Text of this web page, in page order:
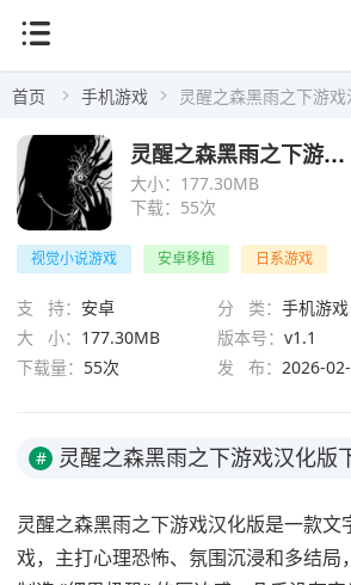
首页 手机游戏 灵醒之森黑雨之下游
大小： 177.30MB
下载： 55次
灵醒之森黑雨之下游戏汉化版下载
视觉小说游戏 安卓移植 日系游戏
支 持： 安卓 分 类： 手机游戏
大 小： 177.30MB 版本号： v1.1
下载量： 55次 发 布： 2026-
# 灵醒之森黑雨之下游戏汉化版
灵醒之森黑雨之下游戏汉化版是一款文
戏，主打心理恐怖、氛围沉浸和多结局